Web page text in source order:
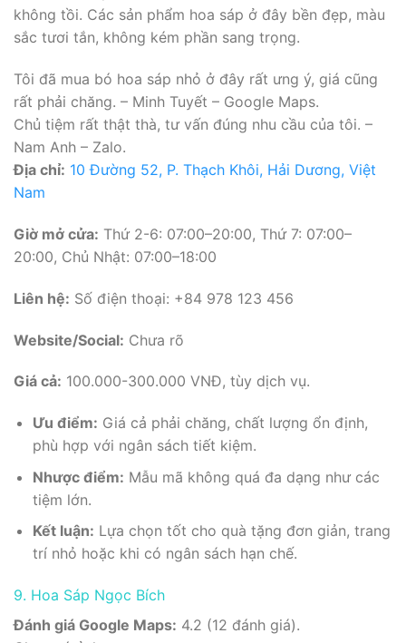
không tồi. Các sản phẩm hoa sáp ở đây bền đẹp, màu
sắc tươi tắn, không kém phần sang trọng.
Tôi đã mua bó hoa sáp nhỏ ở đây rất ưng ý, giá cũng
rất phải chăng. – Minh Tuyết – Google Maps.
Chủ tiệm rất thật thà, tư vấn đúng nhu cầu của tôi. –
Nam Anh – Zalo.
Địa chỉ: 10 Đường 52, P. Thạch Khôi, Hải Dương, Việt
Nam
Giờ mở cửa: Thứ 2-6: 07:00–20:00, Thứ 7: 07:00–
20:00, Chủ Nhật: 07:00–18:00
Liên hệ: Số điện thoại: +84 978 123 456
Website/Social: Chưa rõ
Giá cả: 100.000-300.000 VNĐ, tùy dịch vụ.
Ưu điểm: Giá cả phải chăng, chất lượng ổn định,
phù hợp với ngân sách tiết kiệm.
Nhược điểm: Mẫu mã không quá đa dạng như các
tiệm lớn.
Kết luận: Lựa chọn tốt cho quà tặng đơn giản, trang
trí nhỏ hoặc khi có ngân sách hạn chế.
9. Hoa Sáp Ngọc Bích
Đánh giá Google Maps: 4.2 (12 đánh giá).